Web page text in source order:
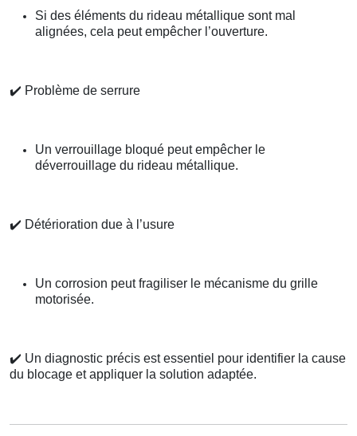
Si des éléments du rideau métallique sont mal
alignées, cela peut empêcher l’ouverture.
✔️ Problème de serrure
Un verrouillage bloqué peut empêcher le
déverrouillage du rideau métallique.
✔️ Détérioration due à l’usure
Un corrosion peut fragiliser le mécanisme du grille
motorisée.
✔️ Un diagnostic précis est essentiel pour identifier la cause
du blocage et appliquer la solution adaptée.